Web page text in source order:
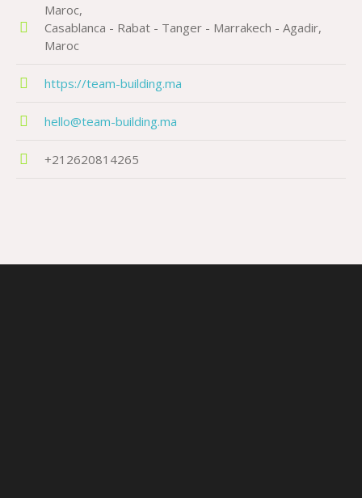
Maroc
Casablanca - Rabat - Tanger - Marrakech - Agadir
Maroc
https://team-building.ma
hello@team-building.ma
+212620814265